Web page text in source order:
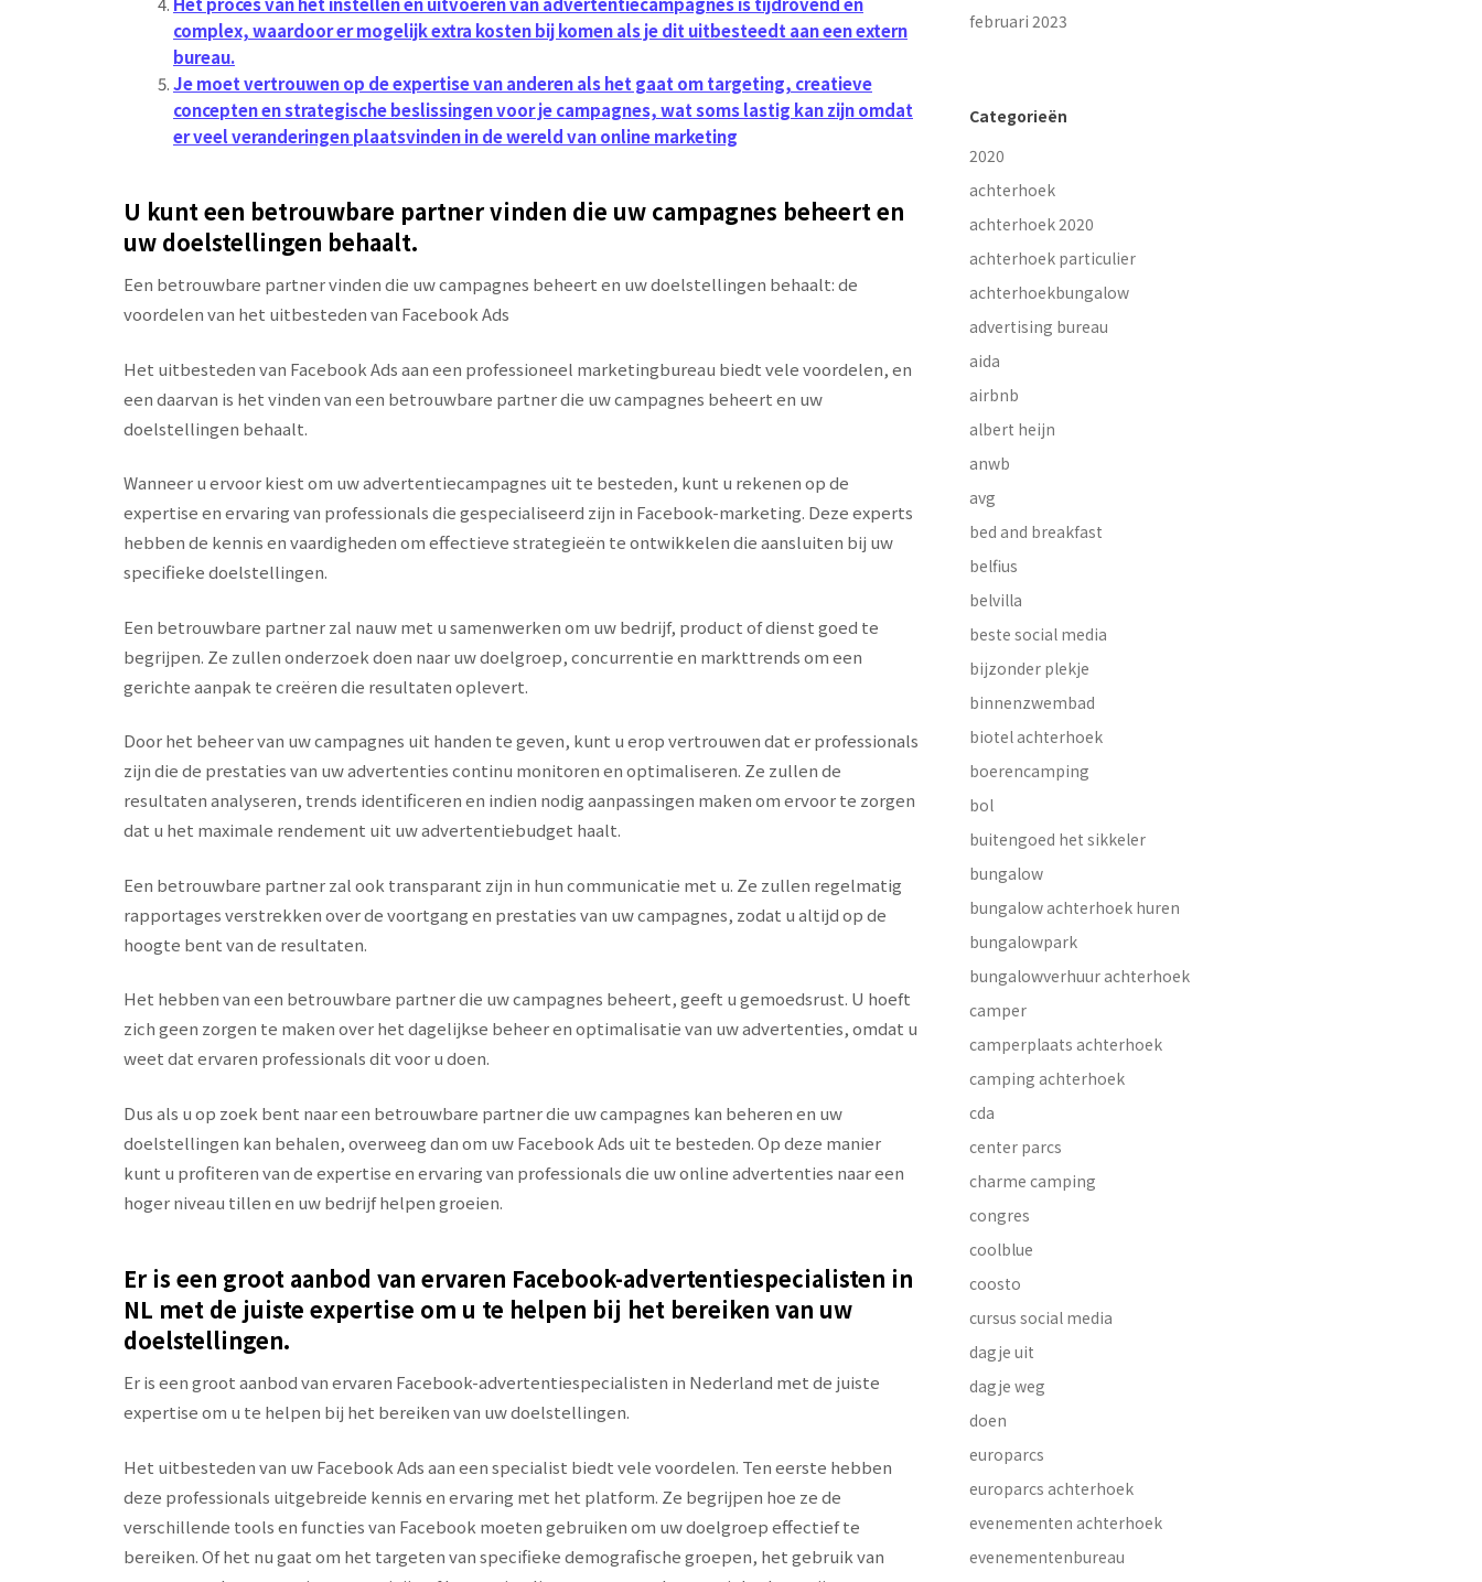
complex, waardoor er mogelijk extra kosten bij komen als je dit uitbesteedt aan een extern
bureau.
Je moet vertrouwen op de expertise van anderen als het gaat om targeting, creatieve
concepten en strategische beslissingen voor je campagnes, wat soms lastig kan zijn omdat
er veel veranderingen plaatsvinden in de wereld van online marketing
U kunt een betrouwbare partner vinden die uw campagnes beheert en
uw doelstellingen behaalt.
Een betrouwbare partner vinden die uw campagnes beheert en uw doelstellingen behaalt: de
voordelen van het uitbesteden van Facebook Ads
Het uitbesteden van Facebook Ads aan een professioneel marketingbureau biedt vele voordelen, en
een daarvan is het vinden van een betrouwbare partner die uw campagnes beheert en uw
doelstellingen behaalt.
Wanneer u ervoor kiest om uw advertentiecampagnes uit te besteden, kunt u rekenen op de
expertise en ervaring van professionals die gespecialiseerd zijn in Facebook-marketing. Deze experts
hebben de kennis en vaardigheden om effectieve strategieën te ontwikkelen die aansluiten bij uw
specifieke doelstellingen.
Een betrouwbare partner zal nauw met u samenwerken om uw bedrijf, product of dienst goed te
begrijpen. Ze zullen onderzoek doen naar uw doelgroep, concurrentie en markttrends om een
gerichte aanpak te creëren die resultaten oplevert.
Door het beheer van uw campagnes uit handen te geven, kunt u erop vertrouwen dat er professionals
zijn die de prestaties van uw advertenties continu monitoren en optimaliseren. Ze zullen de
resultaten analyseren, trends identificeren en indien nodig aanpassingen maken om ervoor te zorgen
dat u het maximale rendement uit uw advertentiebudget haalt.
Een betrouwbare partner zal ook transparant zijn in hun communicatie met u. Ze zullen regelmatig
rapportages verstrekken over de voortgang en prestaties van uw campagnes, zodat u altijd op de
hoogte bent van de resultaten.
Het hebben van een betrouwbare partner die uw campagnes beheert, geeft u gemoedsrust. U hoeft
zich geen zorgen te maken over het dagelijkse beheer en optimalisatie van uw advertenties, omdat u
weet dat ervaren professionals dit voor u doen.
Dus als u op zoek bent naar een betrouwbare partner die uw campagnes kan beheren en uw
doelstellingen kan behalen, overweeg dan om uw Facebook Ads uit te besteden. Op deze manier
kunt u profiteren van de expertise en ervaring van professionals die uw online advertenties naar een
hoger niveau tillen en uw bedrijf helpen groeien.
Er is een groot aanbod van ervaren Facebook-advertentiespecialisten in
NL met de juiste expertise om u te helpen bij het bereiken van uw
doelstellingen.
Er is een groot aanbod van ervaren Facebook-advertentiespecialisten in Nederland met de juiste
expertise om u te helpen bij het bereiken van uw doelstellingen.
Het uitbesteden van uw Facebook Ads aan een specialist biedt vele voordelen. Ten eerste hebben
deze professionals uitgebreide kennis en ervaring met het platform. Ze begrijpen hoe ze de
verschillende tools en functies van Facebook moeten gebruiken om uw doelgroep effectief te
bereiken. Of het nu gaat om het targeten van specifieke demografische groepen, het gebruik van
februari 2023
Categorieën
2020
achterhoek
achterhoek 2020
achterhoek particulier
achterhoekbungalow
advertising bureau
aida
airbnb
albert heijn
anwb
avg
bed and breakfast
belfius
belvilla
beste social media
bijzonder plekje
binnenzwembad
biotel achterhoek
boerencamping
bol
buitengoed het sikkeler
bungalow
bungalow achterhoek huren
bungalowpark
bungalowverhuur achterhoek
camper
camperplaats achterhoek
camping achterhoek
cda
center parcs
charme camping
congres
coolblue
coosto
cursus social media
dagje uit
dagje weg
doen
europarcs
europarcs achterhoek
evenementen achterhoek
evenementenbureau